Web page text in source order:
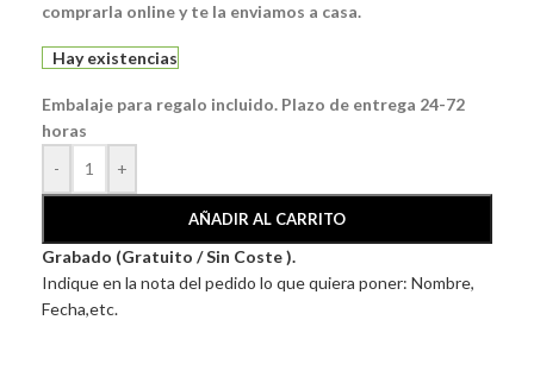
comprarla online y te la enviamos a casa.
Hay existencias
Embalaje para regalo incluido. Plazo de entrega 24-72
horas
-
+
AÑADIR AL CARRITO
Grabado (Gratuito / Sin Coste ).
Indique en la nota del pedido lo que quiera poner: Nombre,
Fecha,etc.